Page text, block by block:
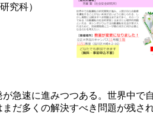
究科）
急速に進みつつある。世界中で
だ多くの解決すべき問題が残